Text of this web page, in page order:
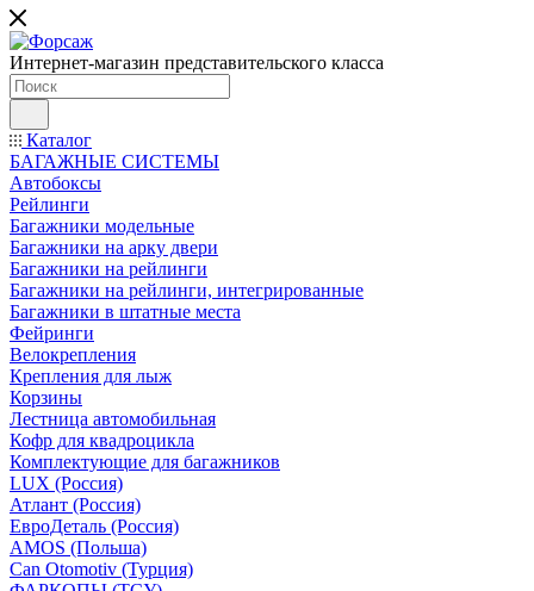
Интернет-магазин представительского класса
Каталог
БАГАЖНЫЕ СИСТЕМЫ
Автобоксы
Рейлинги
Багажники модельные
Багажники на арку двери
Багажники на рейлинги
Багажники на рейлинги, интегрированные
Багажники в штатные места
Фейринги
Велокрепления
Крепления для лыж
Корзины
Лестница автомобильная
Кофр для квадроцикла
Комплектующие для багажников
LUX (Россия)
Атлант (Россия)
ЕвроДеталь (Россия)
AMOS (Польша)
Can Otomotiv (Турция)